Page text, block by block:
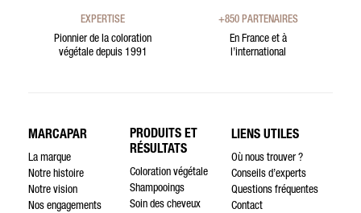
EXPERTISE
Pionnier de la coloration
végétale depuis 1991
+850 PARTENAIRES
En France et à
l’international
MARCAPAR
La marque
Notre histoire
Notre vision
Nos engagements
PRODUITS ET
RÉSULTATS
Coloration végétale
Shampooings
Soin des cheveux
LIENS UTILES
Où nous trouver ?
Conseils d’experts
Questions fréquentes
Contact